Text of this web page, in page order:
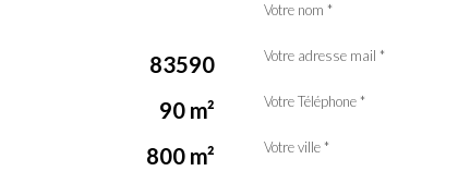
83590
90 m²
800 m²
Votre nom *
Votre adresse mail *
Votre Téléphone *
Votre ville *